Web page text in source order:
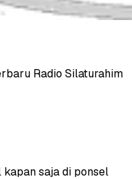
Radio Silaturahim
saja di ponsel